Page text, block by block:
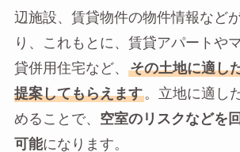
辺施設、賃貸物件の物件情報など
り、これもとに、賃貸アパートや
貸併用住宅など、
その土地に適し
提案してもらえます。立地に適し
めることで、 空室のリスクなどを
可能になります。